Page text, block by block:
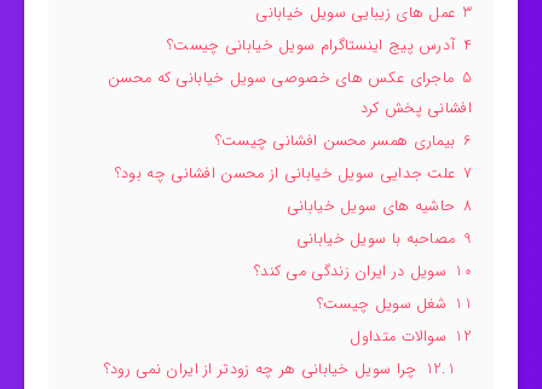
3 عمل های زیبایی سویل خیابانی
4 آدرس پیج اینستاگرام سویل خیابانی چیست؟
5 ماجرای عکس های خصوصی سویل خیابانی که محسن
افشانی پخش کرد
6 بیماری همسر محسن افشانی چیست؟
7 علت جدایی سویل خیابانی از محسن افشانی چه بود؟
8 حاشیه های سویل خیابانی
9 مصاحبه با سویل خیابانی
10 سویل در ایران زندگی می کند؟
11 شغل سویل چیست؟
12 سوالات متداول
12.1 چرا سویل خیابانی هر چه زودتر از ایران نمی رود؟